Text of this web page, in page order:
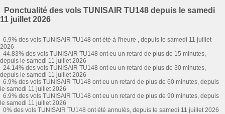
Ponctualité des vols TUNISAIR TU148 depuis le samedi
11 juillet 2026
6.9% des vols TUNISAIR TU148 ont été à l'heure , depuis le samedi 11 juillet
2026
44.83% des vols TUNISAIR TU148 ont eu un retard de plus de 15 minutes,
depuis le samedi 11 juillet 2026
24.14% des vols TUNISAIR TU148 ont eu un retard de plus de 30 minutes,
depuis le samedi 11 juillet 2026
6.9% des vols TUNISAIR TU148 ont eu un retard de plus de 60 minutes, depuis
le samedi 11 juillet 2026
6.9% des vols TUNISAIR TU148 ont eu un retard de plus de 90 minutes, depuis
le samedi 11 juillet 2026
0% des vols TUNISAIR TU148 ont été annulés, depuis le samedi 11 juillet 2026